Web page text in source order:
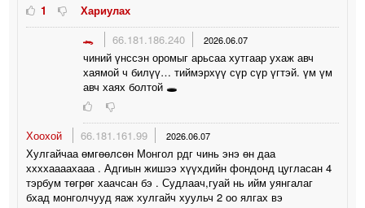
1
Хариулах
🐊
66.181.186.240 2026.06.07
чиний үнссэн оромыг арьсаа хутгаар ухаж авч
хаямой ч билүү… тиймэрхүү сүр сүр үгтэй. үм үм
авч хаях болтой 🕳
Хоохой 66.181.161.99 2026.06.07
Хулгайчаа өмгөөлсөн Монгол рдг чинь энэ өн даа
ххххаааахааа . Адгиын жишээ хүүхдийн фондонд цугласан 4
тэрбум төгрөг хаачсан бэ . Судлаач,гуай нь ийм уянгалаг
бхад монголчууд яаж хулгайч хуульч 2 оо ялгах вэ